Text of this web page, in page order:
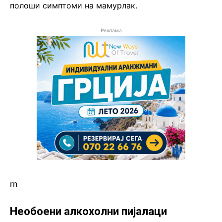
полоши симптоми на мамурлак.
Реклама
rn
Необоени алкохолни пијалаци